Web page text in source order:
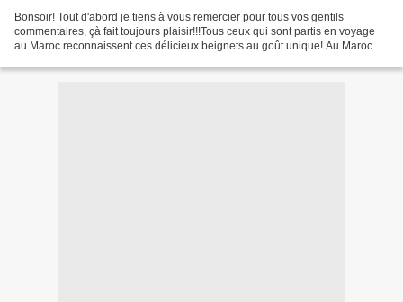
Bonsoir! Tout d'abord je tiens à vous remercier pour tous vos gentils
commentaires, çà fait toujours plaisir!!!Tous ceux qui sont partis en voyage
au Maroc reconnaissent ces délicieux beignets au goût unique! Au Maroc on